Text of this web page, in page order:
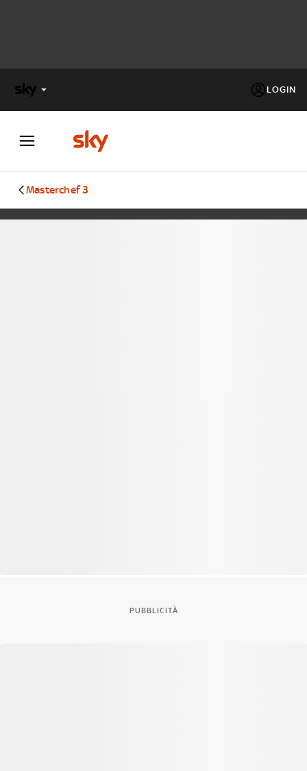
LOGIN
PECHINO
Masterchef 3
PUBBLICITÀ